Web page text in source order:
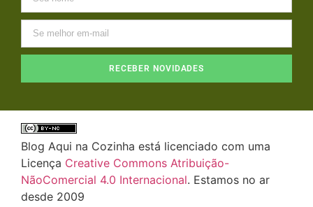
RECEBER NOVIDADES
Blog Aqui na Cozinha está licenciado com uma
Licença Creative Commons Atribuição-
NãoComercial 4.0 Internacional. Estamos no ar
desde 2009